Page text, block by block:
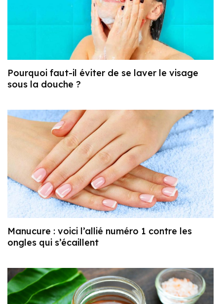
Pourquoi faut-il éviter de se laver le visage
sous la douche ?
Manucure : voici l’allié numéro 1 contre les
ongles qui s’écaillent